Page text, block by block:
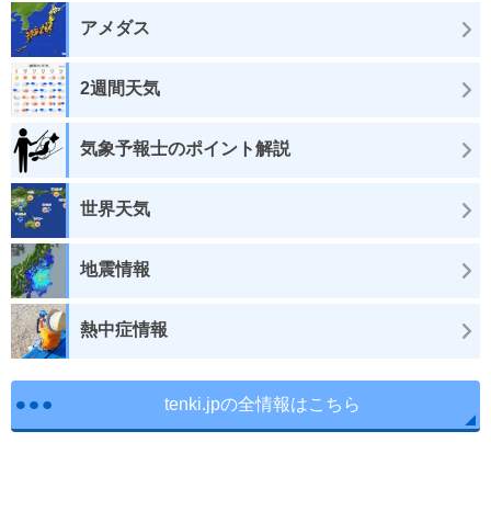
アメダス
2週間天気
気象予報士のポイント解説
世界天気
地震情報
熱中症情報
tenki.jpの全情報はこちら